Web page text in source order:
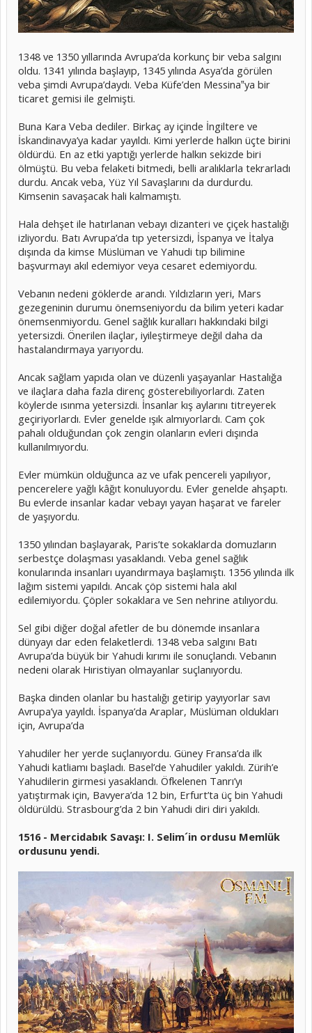
1348 ve 1350 yıllarında Avrupa’da korkunç bir veba salgını
oldu. 1341 yılında başlayıp, 1345 yılında Asya’da görülen
veba şimdi Avrupa’daydı. Veba Küfe’den Messina‟ya bir
ticaret gemisi ile gelmişti.
Buna Kara Veba dediler. Birkaç ay içinde İngiltere ve
İskandinavya’ya kadar yayıldı. Kimi yerlerde halkın üçte birini
öldürdü. En az etki yaptığı yerlerde halkın sekizde biri
ölmüştü. Bu veba felaketi bitmedi, belli aralıklarla tekrarladı
durdu. Ancak veba, Yüz Yıl Savaşlarını da durdurdu.
Kimsenin savaşacak hali kalmamıştı.
Hala dehşet ile hatırlanan vebayı dizanteri ve çiçek hastalığı
izliyordu. Batı Avrupa’da tıp yetersizdi, İspanya ve İtalya
dışında da kimse Müslüman ve Yahudi tıp bilimine
başvurmayı akıl edemiyor veya cesaret edemiyordu.
Vebanın nedeni göklerde arandı. Yıldızların yeri, Mars
gezegeninin durumu önemseniyordu da bilim yeteri kadar
önemsenmiyordu. Genel sağlık kuralları hakkındaki bilgi
yetersizdi. Önerilen ilaçlar, iyileştirmeye değil daha da
hastalandırmaya yarıyordu.
Ancak sağlam yapıda olan ve düzenli yaşayanlar Hastalığa
ve ilaçlara daha fazla direnç gösterebiliyorlardı. Zaten
köylerde ısınma yetersizdi. İnsanlar kış aylarını titreyerek
geçiriyorlardı. Evler genelde ışık almıyorlardı. Cam çok
pahalı olduğundan çok zengin olanların evleri dışında
kullanılmıyordu.
Evler mümkün olduğunca az ve ufak pencereli yapılıyor,
pencerelere yağlı kâğıt konuluyordu. Evler genelde ahşaptı.
Bu evlerde insanlar kadar vebayı yayan haşarat ve fareler
de yaşıyordu.
1350 yılından başlayarak, Paris’te sokaklarda domuzların
serbestçe dolaşması yasaklandı. Veba genel sağlık
konularında insanları uyandırmaya başlamıştı. 1356 yılında ilk
lağım sistemi yapıldı. Ancak çöp sistemi hala akıl
edilemiyordu. Çöpler sokaklara ve Sen nehrine atılıyordu.
Sel gibi diğer doğal afetler de bu dönemde insanlara
dünyayı dar eden felaketlerdi. 1348 veba salgını Batı
Avrupa’da büyük bir Yahudi kırımı ile sonuçlandı. Vebanın
nedeni olarak Hıristiyan olmayanlar suçlanıyordu.
Başka dinden olanlar bu hastalığı getirip yayıyorlar savı
Avrupa’ya yayıldı. İspanya’da Araplar, Müslüman oldukları
için, Avrupa’da
Yahudiler her yerde suçlanıyordu. Güney Fransa’da ilk
Yahudi katliamı başladı. Basel’de Yahudiler yakıldı. Zürih’e
Yahudilerin girmesi yasaklandı. Öfkelenen Tanrı’yı
yatıştırmak için, Bavyera’da 12 bin, Erfurt’ta üç bin Yahudi
öldürüldü. Strasbourg’da 2 bin Yahudi diri diri yakıldı.
1516 - Mercidabık Savaşı: I. Selim´in ordusu Memlük
ordusunu yendi.